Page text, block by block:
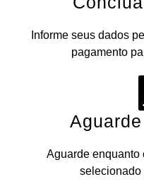
Informe seus dados
pagamento
Aguarde enquanto
selecionado